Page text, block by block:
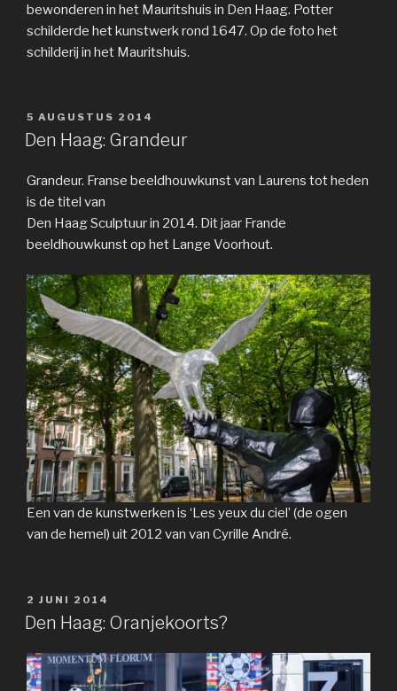
bewonderen in het Mauritshuis in Den Haag. Potter
schilderde het kunstwerk rond 1647. Op de foto het
schilderij in het Mauritshuis.
GEPLAATST
OP
5 AUGUSTUS 2014
Den Haag: Grandeur
Grandeur. Franse beeldhouwkunst van Laurens tot heden
is de titel van
Den Haag Sculptuur in 2014. Dit jaar Frande
beeldhouwkunst op het Lange Voorhout.
Een van de kunstwerken is ‘Les yeux du ciel’ (de ogen
van de hemel) uit 2012 van van Cyrille André.
GEPLAATST
OP
2 JUNI 2014
Den Haag: Oranjekoorts?